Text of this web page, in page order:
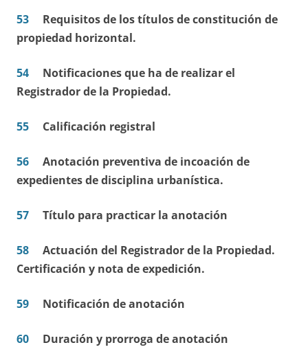
53 Requisitos de los títulos de constitución de
propiedad horizontal.
54 Notificaciones que ha de realizar el
Registrador de la Propiedad.
55 Calificación registral
56 Anotación preventiva de incoación de
expedientes de disciplina urbanística.
57 Título para practicar la anotación
58 Actuación del Registrador de la Propiedad.
Certificación y nota de expedición.
59 Notificación de anotación
60 Duración y prorroga de anotación